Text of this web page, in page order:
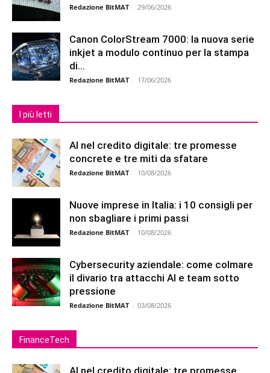
Redazione BitMAT - 29/06/2026
Canon ColorStream 7000: la nuova serie
inkjet a modulo continuo per la stampa
di...
Redazione BitMAT - 17/06/2026
I più letti
AI nel credito digitale: tre promesse
concrete e tre miti da sfatare
Redazione BitMAT - 10/08/2026
Nuove imprese in Italia: i 10 consigli per
non sbagliare i primi passi
Redazione BitMAT - 10/08/2026
Cybersecurity aziendale: come colmare
il divario tra attacchi AI e team sotto
pressione
Redazione BitMAT - 03/08/2026
FinanceTech